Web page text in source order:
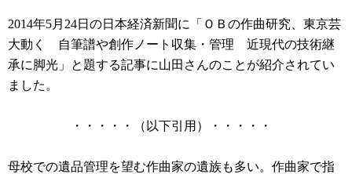
2014年5月24日の日本経済新聞に「ＯＢの作曲研究、東京芸
大動く 自筆譜や創作ノート収集・管理 近現代の技術継
承に脚光」と題する記事に山田さんのことが紹介されてい
ました。
・・・・・（以下引用）・・・・・
母校での遺品管理を望む作曲家の遺族も多い。作曲家で指